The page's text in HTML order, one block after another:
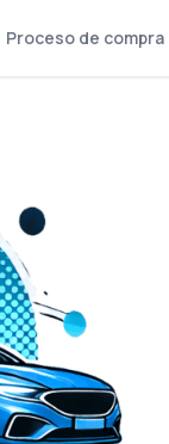
Proceso de compra